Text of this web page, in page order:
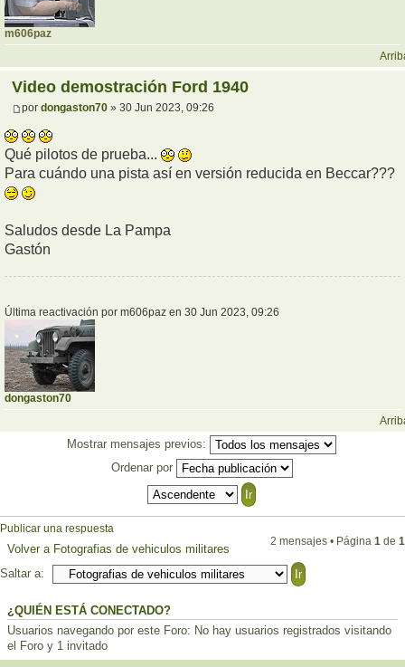
m606paz
Video demostración Ford 1940
por dongaston70 » 30 Jun 2023, 09:26
Qué pilotos de prueba...
Para cuándo una pista así en versión reducida en Beccar???
Saludos desde La Pampa
Gastón
Última reactivación por m606paz en 30 Jun 2023, 09:26
dongaston70
Mostrar mensajes previos:
Ordenar por
Publicar una respuesta
2 mensajes • Página 1 de 1
Volver a Fotografias de vehiculos militares
Saltar a:
¿QUIÉN ESTÁ CONECTADO?
Usuarios navegando por este Foro: No hay usuarios registrados visitando
el Foro y 1 invitado